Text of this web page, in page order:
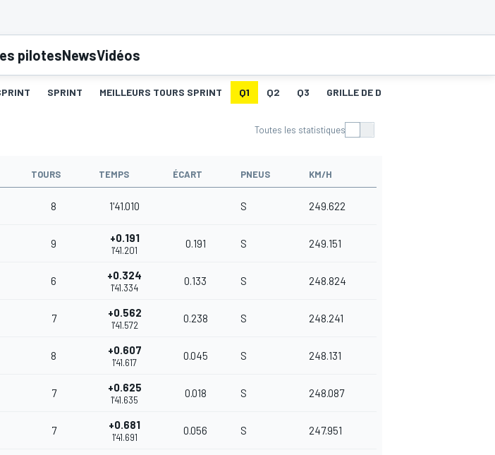
pilotesNewsVidéos
SPRINT MEILLEURS TOURS SPRINT Q1 Q2 Q3 GRILLE DE DÉPART
Toutes les statistiques
TOURS TEMPS ÉCART PNEUS KM/H
8 1'41.010 S 249.622
9 +0.191
1'41.201
0.191 S 249.151
6 +0.324
1'41.334
0.133 S 248.824
7 +0.562
1'41.572
0.238 S 248.241
8 +0.607
1'41.617
0.045 S 248.131
7 +0.625
1'41.635
0.018 S 248.087
7 +0.681
1'41.691
0.056 S 247.951